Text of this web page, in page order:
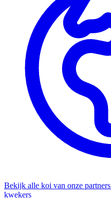
Bekijk alle koi van onze partners
kwekers